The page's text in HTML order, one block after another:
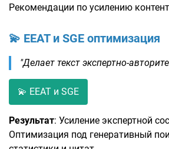
Рекомендации по усилению
💫 EEAT и SGE оптимизация
"Делает текст экспертно-
💫 EEAT и SGE
Результат: Усиление экспертной
Оптимизация под генеративный